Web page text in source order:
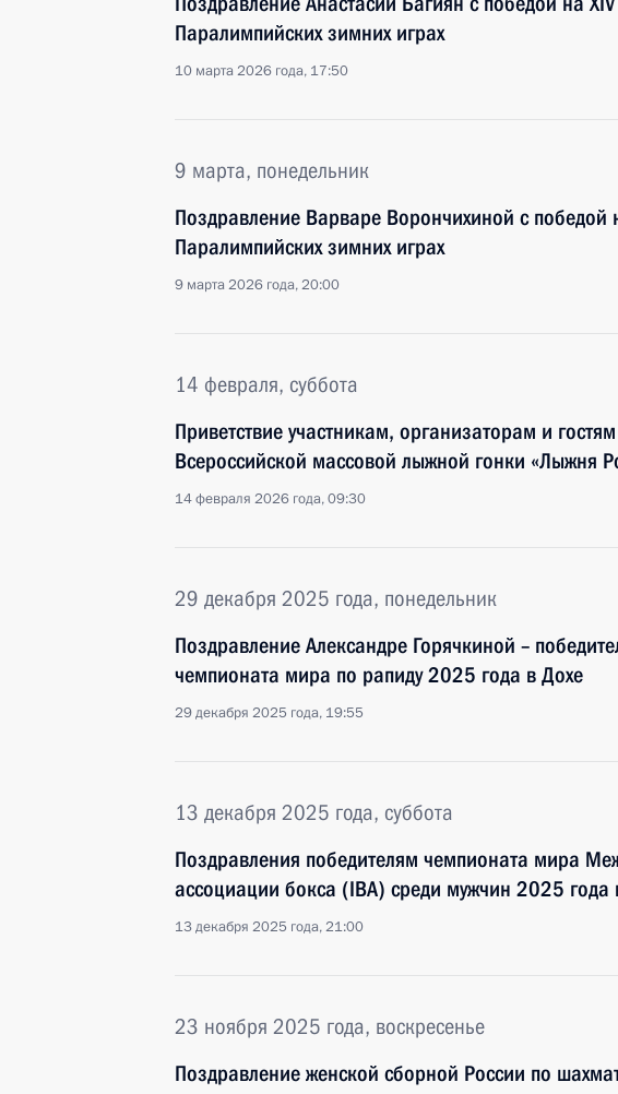
Паралимпийских зимних играх
10 марта 2026 года, 17:50
9 марта, понедельник
Поздравление Варваре Ворончихиной с победой
Паралимпийских зимних играх
9 марта 2026 года, 20:00
14 февраля, суббота
Приветствие участникам, организаторам и
Всероссийской массовой лыжной гонки «Лыжня
14 февраля 2026 года, 09:30
29 декабря 2025 года, понедельник
Поздравление Александре Горячкиной –
чемпионата мира по рапиду 2025 года в Дохе
29 декабря 2025 года, 19:55
13 декабря 2025 года, суббота
Поздравления победителям чемпионата мира
ассоциации бокса (IBА) среди мужчин 2025 года
13 декабря 2025 года, 21:00
23 ноября 2025 года, воскресенье
Поздравление женской сборной России по